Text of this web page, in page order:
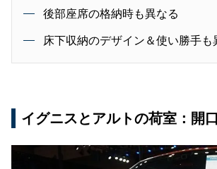
後部座席の格納時も異なる
床下収納のデザイン＆使い勝手も
イグニスとアルトの荷室：開